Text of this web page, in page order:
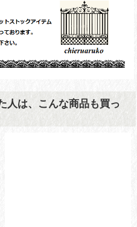
人は、こんな商品も買っ